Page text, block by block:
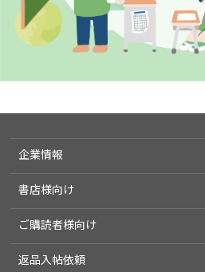
企業情報
書店様向け
ご購読者様向け
返品入帖依頼